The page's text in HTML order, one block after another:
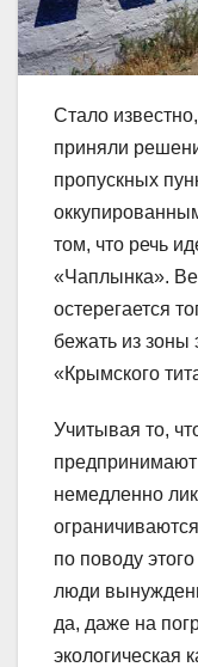
Стало
приняли
пропускных
том, что речь
«Чаплынка».
остерегается
бежать из зоны
«Крымского
Учитывая то,
немедленно
по поводу
люди
да, даже на
экологическая